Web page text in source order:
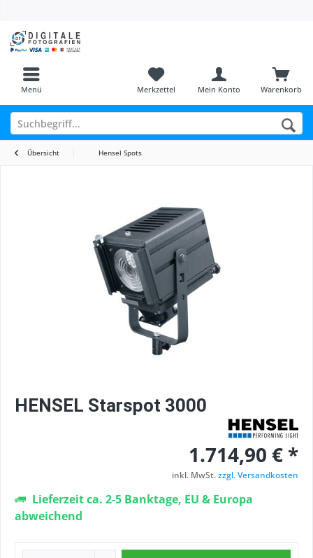
Menü Warenkorb
Merkzettel Mein Konto
Übersicht Hensel Spots
HENSEL Starspot 3000
1.714,90 € *
inkl. MwSt.zzgl. Versandkosten
Lieferzeit ca. 2-5 Banktage, EU & Europa
abweichend